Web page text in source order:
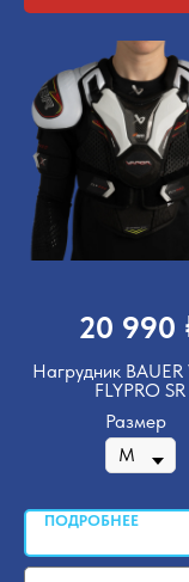
20 990
Нагрудник BAUER
FLYPRO SR
Размер
ПОДРОБНЕЕ